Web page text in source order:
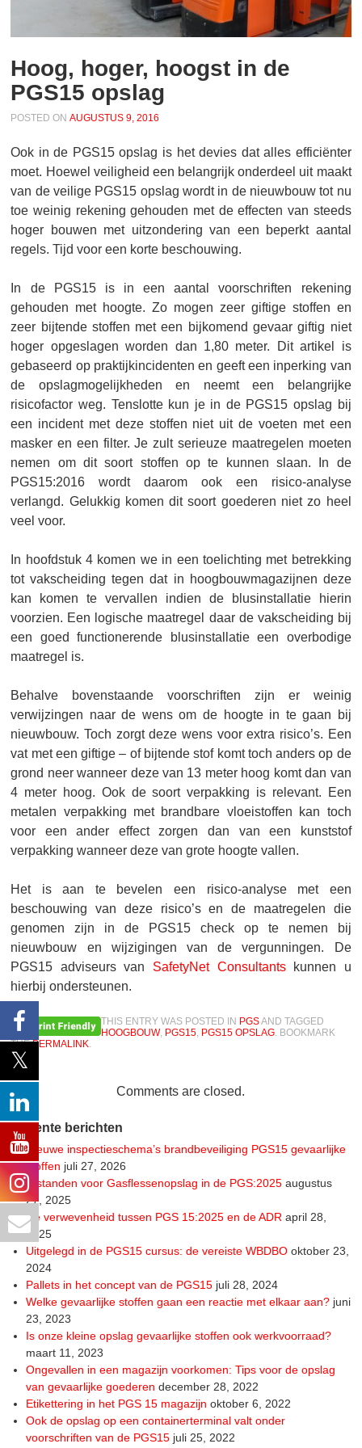
Hoog, hoger, hoogst in de
PGS15 opslag
POSTED ONAUGUSTUS 9, 2016
Ook in de PGS15 opslag is het devies dat alles efficiënter
moet. Hoewel veiligheid een belangrijk onderdeel uit maakt
van de veilige PGS15 opslag wordt in de nieuwbouw tot nu
toe weinig rekening gehouden met de effecten van steeds
hoger bouwen met uitzondering van een beperkt aantal
regels. Tijd voor een korte beschouwing.
In de PGS15 is in een aantal voorschriften rekening
gehouden met hoogte. Zo mogen zeer giftige stoffen en
zeer bijtende stoffen met een bijkomend gevaar giftig niet
hoger opgeslagen worden dan 1,80 meter. Dit artikel is
gebaseerd op praktijkincidenten en geeft een inperking van
de opslagmogelijkheden en neemt een belangrijke
risicofactor weg. Tenslotte kun je in de PGS15 opslag bij
een incident met deze stoffen niet uit de voeten met een
masker en een filter. Je zult serieuze maatregelen moeten
nemen om dit soort stoffen op te kunnen slaan. In de
PGS15:2016 wordt daarom ook een risico-analyse
verlangd. Gelukkig komen dit soort goederen niet zo heel
veel voor.
In hoofdstuk 4 komen we in een toelichting met betrekking
tot vakscheiding tegen dat in hoogbouwmagazijnen deze
kan komen te vervallen indien de blusinstallatie hierin
voorzien. Een logische maatregel daar de vakscheiding bij
een goed functionerende blusinstallatie een overbodige
maatregel is.
Behalve bovenstaande voorschriften zijn er weinig
verwijzingen naar de wens om de hoogte in te gaan bij
nieuwbouw. Toch zorgt deze wens voor extra risico’s. Een
vat met een giftige – of bijtende stof komt toch anders op de
grond neer wanneer deze van 13 meter hoog komt dan van
4 meter hoog. Ook de soort verpakking is relevant. Een
metalen verpakking met brandbare vloeistoffen kan toch
voor een ander effect zorgen dan van een kunststof
verpakking wanneer deze van grote hoogte vallen.
Het is aan te bevelen een risico-analyse met een
beschouwing van deze risico’s en de maatregelen die
genomen zijn in de PGS15 check op te nemen bij
nieuwbouw en wijzigingen van de vergunningen. De
PGS15 adviseurs van SafetyNet Consultantskunnen u
hierbij ondersteunen.
THIS ENTRY WAS POSTED IN PGSAND TAGGED
HOOGBOUW, PGS15 PGS15 OPSLAG . BOOKMARK
THEPERMALINK
Comments are closed.
Recente berichten
Nieuwe inspectieschema’s brandbeveiliging PGS15 gevaarlijke
stoffen juli 27, 2026
Afstanden voor Gasflessenopslag in de PGS:2025 augustus
27, 2025
De verwevenheid tussen PGS 15:2025 en de ADR april 28,
2025
Uitgelegd in de PGS15 cursus: de vereiste WBDBO oktober 23,
2024
Pallets in het concept van de PGS15 juli 28, 2024
Welke gevaarlijke stoffen gaan een reactie met elkaar aan? juni
23, 2023
Is onze kleine opslag gevaarlijke stoffen ook werkvoorraad?
maart 11, 2023
Ongevallen in een magazijn voorkomen: Tips voor de opslag
van gevaarlijke goederen december 28, 2022
Etikettering in het PGS 15 magazijn oktober 6, 2022
Ook de opslag op een containerterminal valt onder
voorschriften van de PGS15 juli 25, 2022